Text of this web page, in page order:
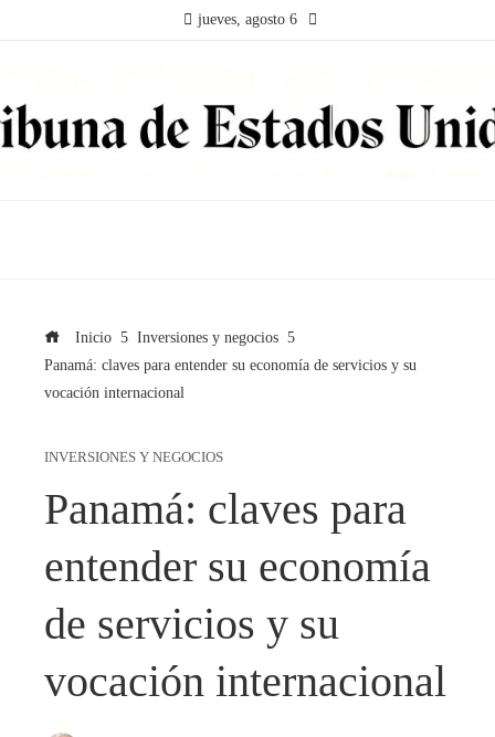
jueves, agosto 6
Inicio
Inversiones y negocios
Panamá: claves para entender su economía de servicios y su
vocación internacional
INVERSIONES Y NEGOCIOS
Panamá: claves para
entender su economía
de servicios y su
vocación internacional